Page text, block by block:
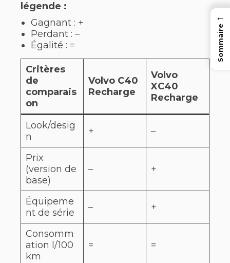
légende :
Gagnant : +
Perdant : –
Égalité : =
Critères
de
comparais
on
Volvo C40
Recharge
Volvo
XC40
Recharge
Look/desig
n
+ –
Prix
(version de
base)
– +
Équipeme
nt de série
– +
Consomm
ation l/100
km
= =
←
Sommaire